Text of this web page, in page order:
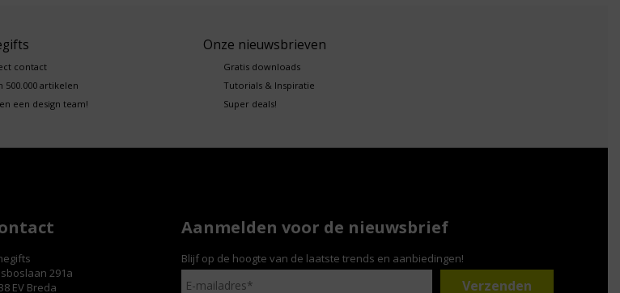
contact
500.000 artikelen
een design team!
Onze nieuwsbrieven
Gratis downloads
Tutorials & Inspiratie
Super deals!
291a
EV Breda
Aanmelden voor de nieuwsbrief
Blijf op de hoogte van de laatste trends en aanbiedingen!